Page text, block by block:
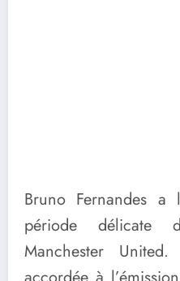
Bruno Fernandes
période
Manchester